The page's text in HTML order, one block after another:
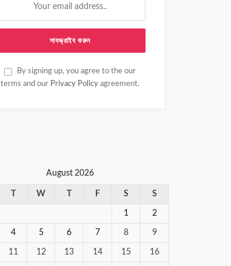
By signing up, you agree to the our
terms and our Privacy Policy agreement.
August 2026
W F S S
1 2
4 5 6 7 8 9
11 12 13 14 15 16